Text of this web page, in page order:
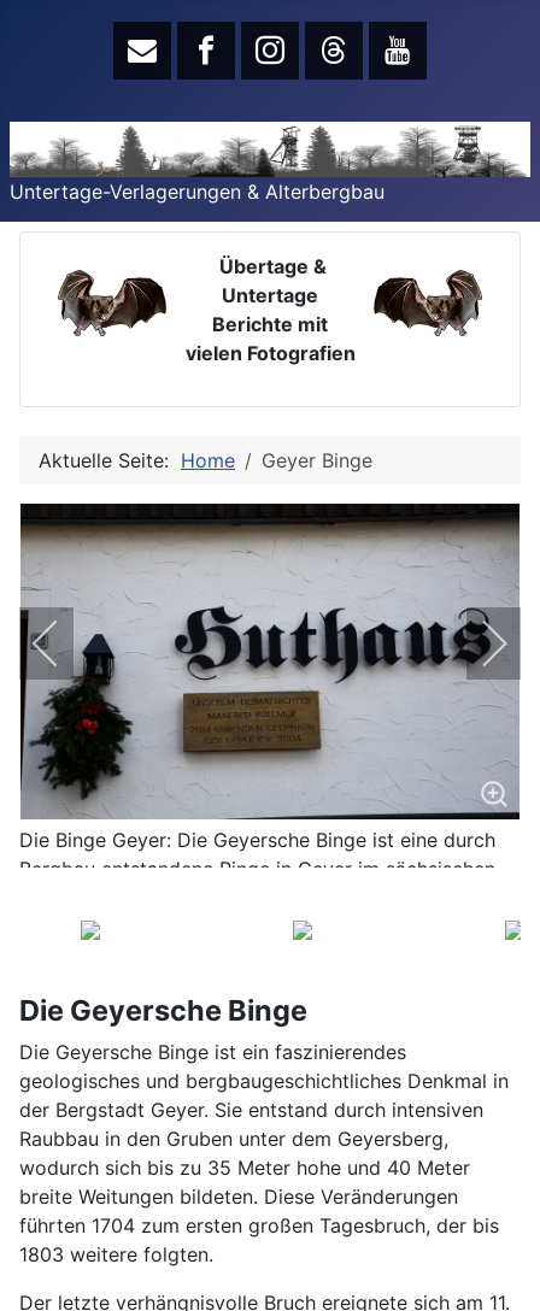
Untertage-Verlagerungen & Alterbergbau
Übertage &
Untertage
Berichte mit
vielen Fotografien
Aktuelle Seite: Home Geyer Binge
Die Binge Geyer: Die Geyersche Binge ist eine durch
Bergbau entstandene Pinge in Geyer im sächsischen
Die Geyersche Binge
Die Geyersche Binge ist ein faszinierendes
geologisches und bergbaugeschichtliches Denkmal in
der Bergstadt Geyer. Sie entstand durch intensiven
Raubbau in den Gruben unter dem Geyersberg,
wodurch sich bis zu 35 Meter hohe und 40 Meter
breite Weitungen bildeten. Diese Veränderungen
führten 1704 zum ersten großen Tagesbruch, der bis
1803 weitere folgten.
Der letzte verhängnisvolle Bruch ereignete sich am 11.